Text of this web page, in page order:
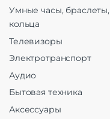
Умные часы, браслеты,
кольца
Телевизоры
Электротранспорт
Аудио
Бытовая техника
Аксессуары